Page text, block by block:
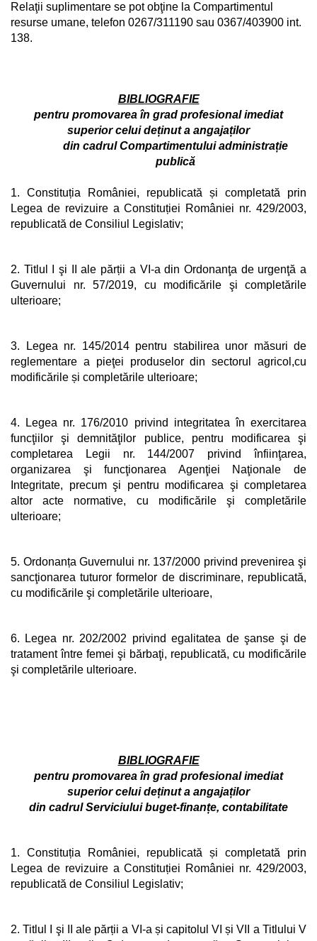
Relaţii suplimentare se pot obţine la Compartimentul
resurse umane, telefon 0267/311190 sau 0367/403900 int.
138.
BIBLIOGRAFIE
pentru promovarea în grad profesional imediat
superior celui deținut a angajaților
din cadrul Compartimentului administrație
publică
1. Constituția României, republicată și completată prin
Legea de revizuire a Constituției României nr. 429/2003,
republicată de Consiliul Legislativ;
2. Titlul I şi II ale părții a VI-a din Ordonanţa de urgenţă a
Guvernului nr. 57/2019, cu modificările şi completările
ulterioare;
3. Legea nr. 145/2014 pentru stabilirea unor măsuri de
reglementare a pieţei produselor din sectorul agricol,cu
modificările și completările ulterioare;
4. Legea nr. 176/2010 privind integritatea în exercitarea
funcţiilor şi demnităţilor publice, pentru modificarea şi
completarea Legii nr. 144/2007 privind înfiinţarea,
organizarea şi funcţionarea Agenţiei Naţionale de
Integritate, precum şi pentru modificarea şi completarea
altor acte normative, cu modificările şi completările
ulterioare;
5. Ordonanța Guvernului nr. 137/2000 privind prevenirea şi
sancţionarea tuturor formelor de discriminare, republicată,
cu modificările şi completările ulterioare,
6. Legea nr. 202/2002 privind egalitatea de şanse şi de
tratament între femei şi bărbaţi, republicată, cu modificările
şi completările ulterioare.
BIBLIOGRAFIE
pentru promovarea în grad profesional imediat
superior celui deținut a angajaților
din cadrul Serviciului buget-finanțe, contabilitate
1. Constituția României, republicată și completată prin
Legea de revizuire a Constituției României nr. 429/2003,
republicată de Consiliul Legislativ;
2. Titlul I şi II ale părții a VI-a și capitolul VI și VII a Titlului V